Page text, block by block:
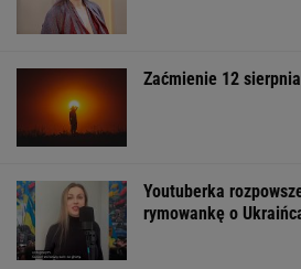
Zaćmienie 12
Youtuberka
rymowankę o